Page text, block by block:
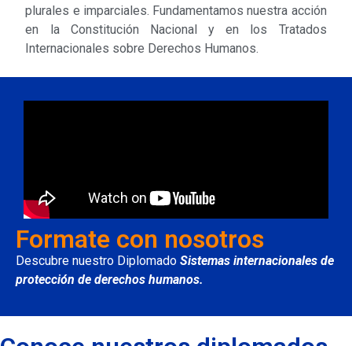
plurales e imparciales. Fundamentamos nuestra acción
en la Constitución Nacional y en los Tratados
Internacionales sobre Derechos Humanos.
Formate con nosotros
Descubre nuestro Diplomado Sistemas internacionales de
protección de derechos humanos.